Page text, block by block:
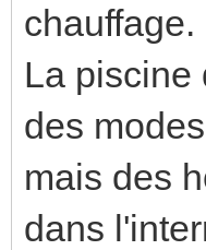
chauffage.
La piscine
des
mais des
dans